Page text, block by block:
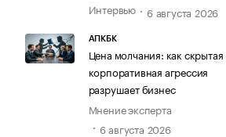
Интервью
6 августа 2026
АПКБК
Цена молчания: как скрытая
корпоративная агрессия
разрушает бизнес
Мнение эксперта
6 августа 2026